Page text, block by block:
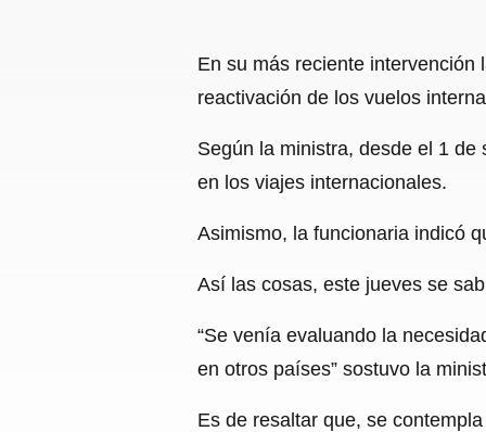
En su más reciente
reactivación de los vuelos
Según la ministra, desde el 1
en los viajes internacionales.
Asimismo, la funcionaria indicó
Así las cosas, este jueves se
“Se venía evaluando la
en otros países” sostuvo la
Es de resaltar que, se